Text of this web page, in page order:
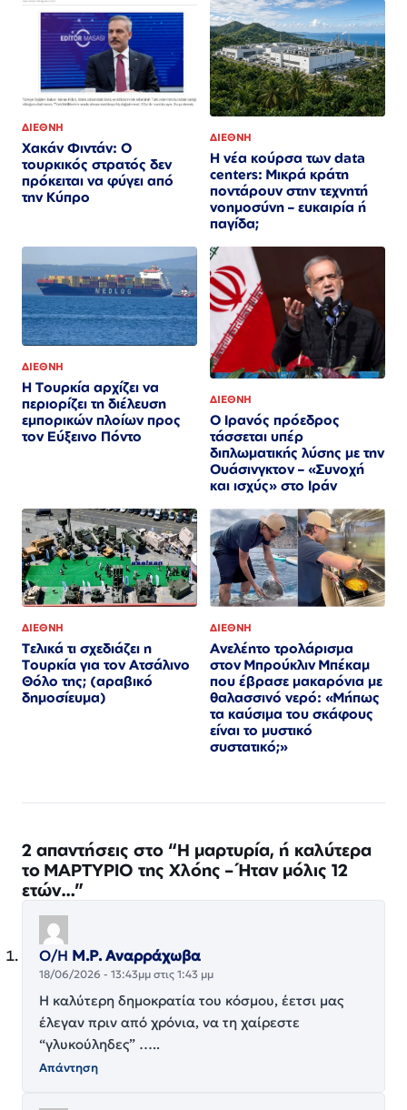
ΔΙΕΘΝΗ
Χακάν Φιντάν: Ο
τουρκικός στρατός δεν
πρόκειται να φύγει από
την Κύπρο
ΔΙΕΘΝΗ
Η νέα κούρσα των data
centers: Μικρά κράτη
ποντάρουν στην τεχνητή
νοημοσύνη – ευκαιρία ή
παγίδα;
ΔΙΕΘΝΗ
Η Τουρκία αρχίζει να
περιορίζει τη διέλευση
εμπορικών πλοίων προς
τον Εύξεινο Πόντο
ΔΙΕΘΝΗ
Ο Ιρανός πρόεδρος
τάσσεται υπέρ
διπλωματικής λύσης με την
Ουάσινγκτον – «Συνοχή
και ισχύς» στο Ιράν​​​​​​​​​​​​​​​​​​​​​​​​​​​​​​​​​​​​​​​​​​​​​​​​​​
ΔΙΕΘΝΗ
Τελικά τι σχεδιάζει η
Τουρκία για τον Ατσάλινο
Θόλο της; (αραβικό
δημοσίευμα)
ΔΙΕΘΝΗ
Ανελέητο τρολάρισμα
στον Μπρούκλιν Μπέκαμ
που έβρασε μακαρόνια με
θαλασσινό νερό: «Μήπως
τα καύσιμα του σκάφους
είναι το μυστικό
συστατικό;»
2 απαντήσεις στο “Η μαρτυρία, ή καλύτερα
το ΜΑΡΤΥΡΙΟ της Χλόης – Ήταν μόλις 12
ετών…”
Ο/Η Μ.Ρ. Αναρράχωβα
18/06/2026 - 13:43μμ στις 1:43 μμ
Η καλύτερη δημοκρατία του κόσμου, έετσι μας
έλεγαν πριν από χρόνια, να τη χαίρεστε
“γλυκούληδες” …..
Απάντηση